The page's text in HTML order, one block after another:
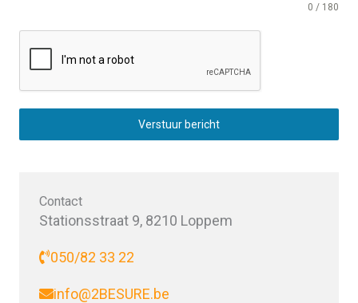
0 / 180
Verstuur bericht
Contact
Stationsstraat 9, 8210 Loppem
050/82 33 22
info@2BESURE.be